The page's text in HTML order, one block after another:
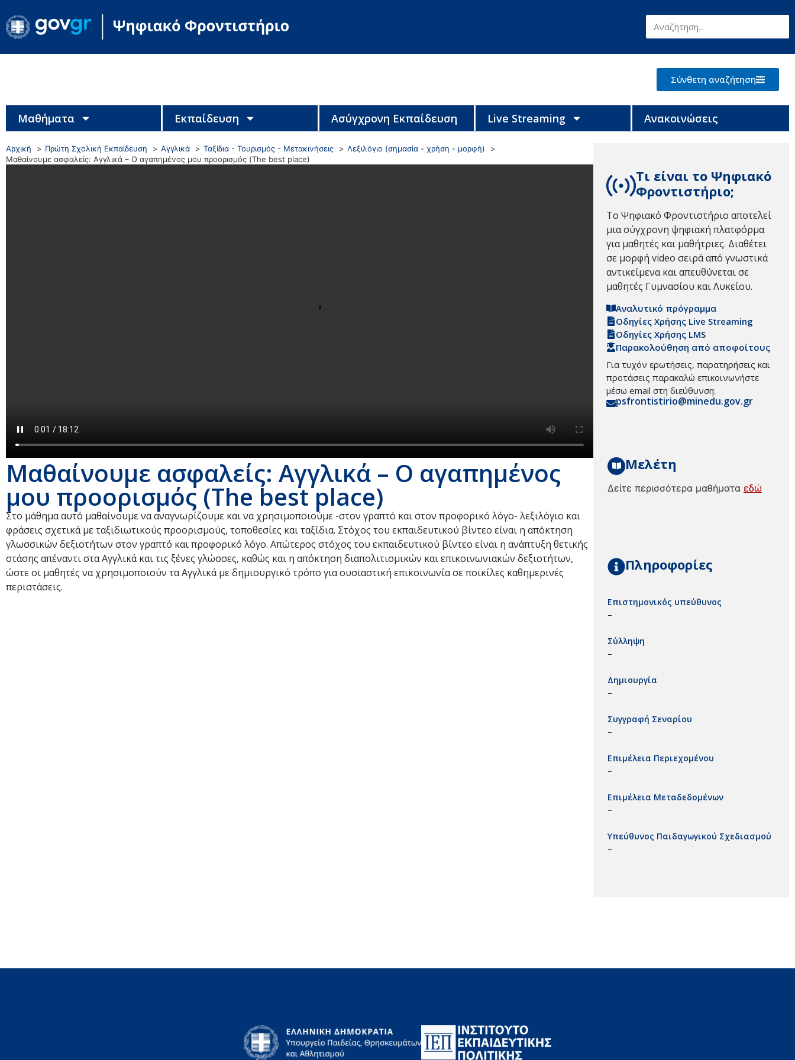
Σύνθετη αναζήτηση
Μαθήματα Εκπαίδευση Ασύγχρονη Εκπαίδευση Live Streaming Ανακοινώσεις
Αρχική Πρώτη Σχολική Εκπαίδευση Αγγλικά Ταξίδια - Τουρισμός - Μετακινήσεις
Λεξιλόγιο (σημασία - χρήση - μορφή)
Μαθαίνουμε ασφαλείς: Αγγλικά – Ο αγαπημένος μου προορισμός (The best place)
Μαθαίνουμε ασφαλείς: Αγγλικά – Ο αγαπημένος
μου προορισμός (The best place)
Στο μάθημα αυτό μαθαίνουμε να αναγνωρίζουμε και να χρησιμοποιούμε -στον γραπτό και στον προφορικό λόγο- λεξιλόγιο και
φράσεις σχετικά με ταξιδιωτικούς προορισμούς, τοποθεσίες και ταξίδια. Στόχος του εκπαιδευτικού βίντεο είναι η απόκτηση
γλωσσικών δεξιοτήτων στον γραπτό και προφορικό λόγο. Απώτερος στόχος του εκπαιδευτικού βίντεο είναι η ανάπτυξη θετικής
στάσης απέναντι στα Αγγλικά και τις ξένες γλώσσες, καθώς και η απόκτηση διαπολιτισμικών και επικοινωνιακών δεξιοτήτων,
ώστε οι μαθητές να χρησιμοποιούν τα Αγγλικά με δημιουργικό τρόπο για ουσιαστική επικοινωνία σε ποικίλες καθημερινές
περιστάσεις.
Τι είναι το Ψηφιακό
Φροντιστήριο;
Το Ψηφιακό Φροντιστήριο αποτελεί
μια σύγχρονη ψηφιακή πλατφόρμα
για μαθητές και μαθήτριες. Διαθέτει
σε μορφή video σειρά από γνωστικά
αντικείμενα και απευθύνεται σε
μαθητές Γυμνασίου και Λυκείου.
Αναλυτικό πρόγραμμα
Οδηγίες Χρήσης Live Streaming
Οδηγίες Χρήσης LMS
Παρακολούθηση από αποφοίτους
Για τυχόν ερωτήσεις, παρατηρήσεις και
προτάσεις παρακαλώ επικοινωνήστε
μέσω email στη διεύθυνση:
psfrontistirio@minedu.gov.gr
Μελέτη
Δείτε περισσότερα μαθήματα εδώ
Πληροφορίες
Επιστημονικός υπεύθυνος
–
Σύλληψη
–
Δημιουργία
–
Συγγραφή Σεναρίου
–
Επιμέλεια Περιεχομένου
–
Επιμέλεια Μεταδεδομένων
–
Υπεύθυνος Παιδαγωγικού Σχεδιασμού
–